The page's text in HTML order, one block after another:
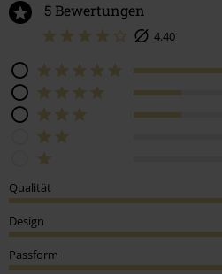
5 Bewertungen
4.40
Qualität
Design
Passform